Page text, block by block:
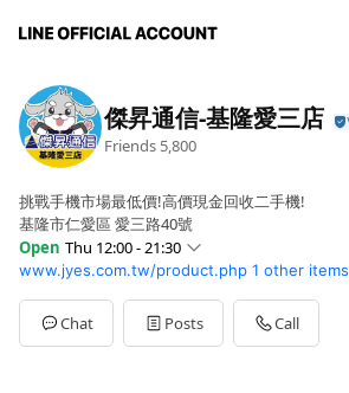
傑昇通信-基隆愛三店
Friends 5,800
挑戰手機市場最低價!高價現金回收二手機!
基隆市仁愛區 愛三路40號
Open Thu 12:00 - 21:30
Sun11:30 - 21:30
Mon12:00 - 21:30
Tue12:00 - 21:30
Wed12:00 - 21:30
www.jyes.com.tw/product.php 1 other items
Chat Posts Call